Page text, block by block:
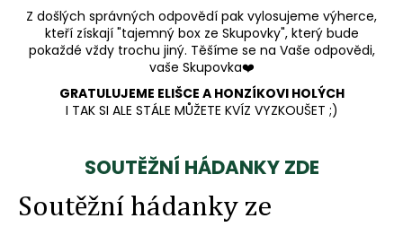
Z došlých správných odpovědí pak vylosujeme výherce,
kteří získají "tajemný box ze Skupovky", který bude
pokaždé vždy trochu jiný. Těšíme se na Vaše odpovědi,
vaše Skupovka❤️
GRATULUJEME ELIŠCE A HONZÍKOVI HOLÝCH
I TAK SI ALE STÁLE MŮŽETE KVÍZ VYZKOUŠET ;)
SOUTĚŽNÍ HÁDANKY ZDE
e
m